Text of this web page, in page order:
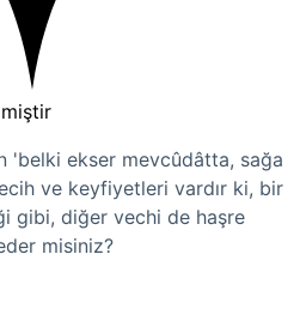
'belki ekser mevcûdâtta, sağa
ve keyfiyetleri vardır ki, bir
gibi, diğer vechi de haşre
misiniz?